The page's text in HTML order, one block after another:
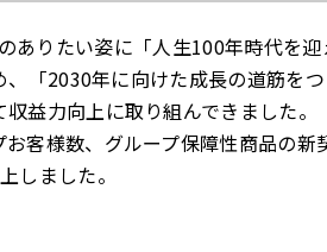
りたい姿に「人生100年時代を
「2030年に向けた成長の道筋を
益力向上に取り組んできました。
客様数、グループ保障性商品の
しました。